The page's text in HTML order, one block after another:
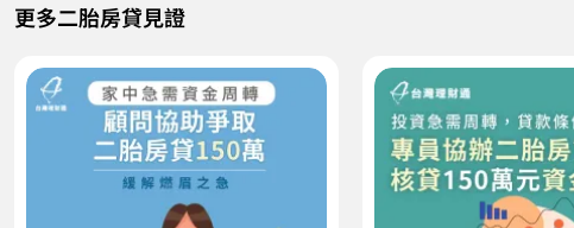
更多二胎房貸見證